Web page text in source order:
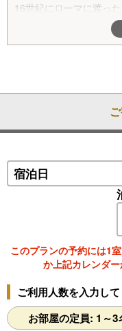
16世紀にローマに渡っ
された料理を五足のく
ヴィラCにご宿泊のお
き蒸し鍋」をご用意い
お刺身の盛り合わせをプ
たり…
焼き物を地魚から地鶏
もちろん、アレンジな
どうぞお好きなお料理
[アレンジプラン その１]
魚介類の石焼きを肉類に
・天草黒牛の朴葉焼き
宿泊日
このプランの予約には1
か上記カレンダ
ご利用人数を入力して
お部屋の定員: 1～3